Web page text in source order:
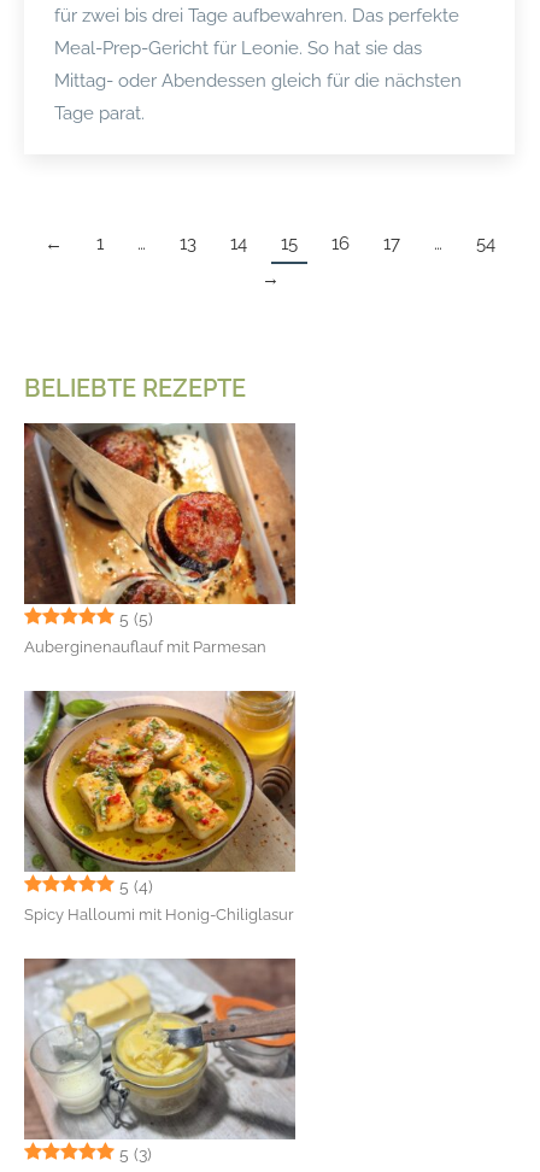
für zwei bis drei Tage aufbewahren. Das perfekte
Meal-Prep-Gericht für Leonie. So hat sie das
Mittag- oder Abendessen gleich für die nächsten
Tage parat.
← 1 … 13 14 15 16 17 …
54
→
BELIEBTE REZEPTE
5 (5)
Auberginenauflauf mit Parmesan
5 (4)
Spicy Halloumi mit Honig-Chiliglasur
5 (3)